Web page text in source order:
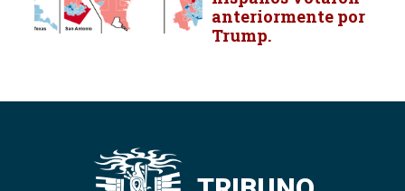
anteriormente por
Trump.